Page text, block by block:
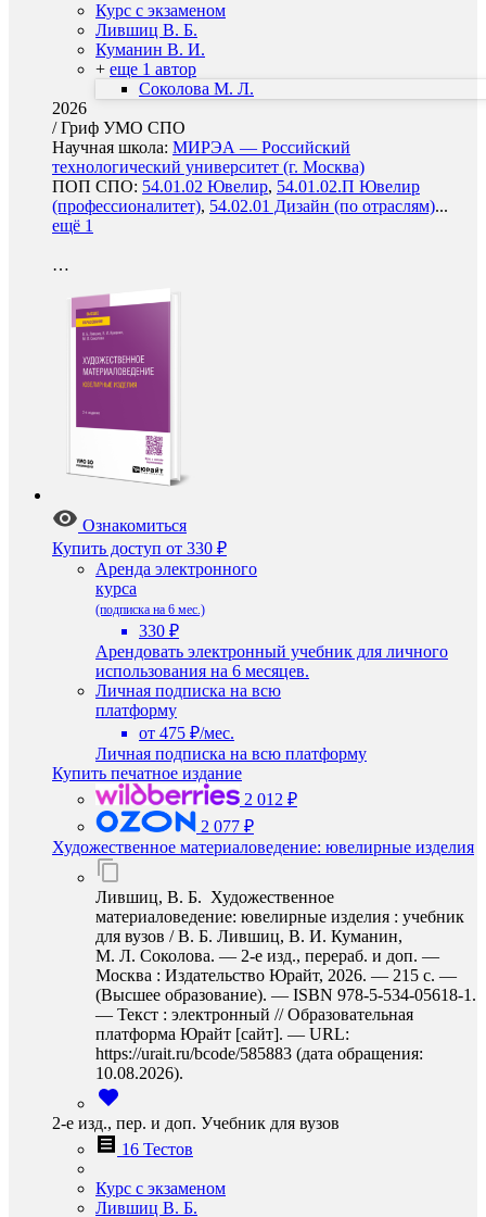
Курс с экзаменом
Лившиц В. Б.
Куманин В. И.
+ еще 1 автор
Соколова М. Л.
2026
/Гриф УМО СПО
Научная школа: МИРЭА — Российский
технологический университет (г. Москва)
ПОП СПО: 54.01.02 Ювелир, 54.01.02.П Ювелир
(профессионалитет), 54.02.01 Дизайн (по отраслям)...
ещё 1
…
Ознакомиться
Купить доступ от 330 ₽
Аренда электронного
курса
(подписка на 6 мес.)
330 ₽
Арендовать электронный учебник для личного
использования на 6 месяцев.
Личная подписка на всю
платформу
от 475 ₽/мес.
Личная подписка на всю платформу
Купить печатное издание
2 012 ₽
2 077 ₽
Художественное материаловедение: ювелирные изделия
Лившиц, В. Б. Художественное
материаловедение: ювелирные изделия : учебник
для вузов / В. Б. Лившиц, В. И. Куманин,
М. Л. Соколова. — 2-е изд., перераб. и доп. —
Москва : Издательство Юрайт, 2026. — 215 с. —
(Высшее образование). — ISBN 978-5-534-05618-1.
— Текст : электронный // Образовательная
платформа Юрайт [сайт]. — URL:
https://urait.ru/bcode/585883 (дата обращения:
10.08.2026).
2-е изд., пер. и доп. Учебник для вузов
16 Тестов
Курс с экзаменом
Лившиц В. Б.